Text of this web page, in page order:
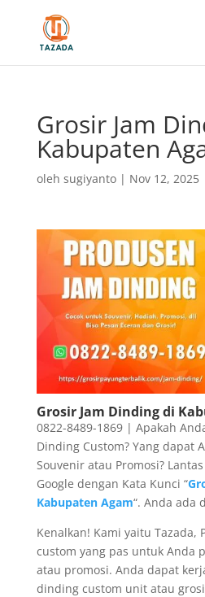
Grosir Jam
Kabupaten
oleh sugiyanto| Nov 12, 2025
Grosir Jam Dinding di
0822-8489-1869 | Apakah
Dinding Custom? Yang dapat
Souvenir atau Promosi?
Google dengan Kata Kunci “
Kabupaten Agam“. Anda ada
Kenalkan! Kami yaitu Tazada,
custom yang pas untuk Anda
atau promosi. Anda dapat
dinding custom unit atau